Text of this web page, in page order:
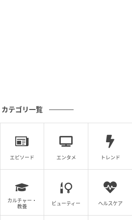
カテゴリ一覧
エピソード エンタメ トレンド
カルチャー・
教養
ビューティー ヘルスケア